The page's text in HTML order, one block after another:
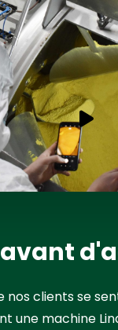
avant
nos clients se
une machine